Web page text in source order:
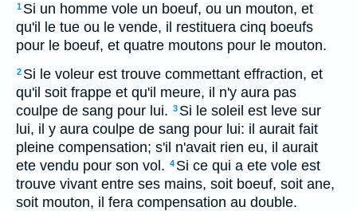
1 Si un homme vole un boeuf, ou un mouton, et
qu'il le tue ou le vende, il restituera cinq boeufs
pour le boeuf, et quatre moutons pour le mouton.
2 Si le voleur est trouve commettant effraction, et
qu'il soit frappe et qu'il meure, il n'y aura pas
coulpe de sang pour lui. 3 Si le soleil est leve sur
lui, il y aura coulpe de sang pour lui: il aurait fait
pleine compensation; s'il n'avait rien eu, il aurait
ete vendu pour son vol. 4 Si ce qui a ete vole est
trouve vivant entre ses mains, soit boeuf, soit ane,
soit mouton, il fera compensation au double.